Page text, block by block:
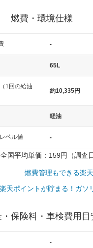
車路幅 5,000mmというサイ
燃費・環境仕様
-
65L
1回の給油
約10,335円
軽油
ベル値 -
国平均単価：159円（調査
燃費管理もできる楽
楽天ポイントが貯まる！ガソ
保険料・車検費用目
-